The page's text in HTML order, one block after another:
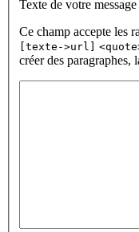
Texte de votre message
Ce champ accepte les
[texte->url]
créer des paragraphes,